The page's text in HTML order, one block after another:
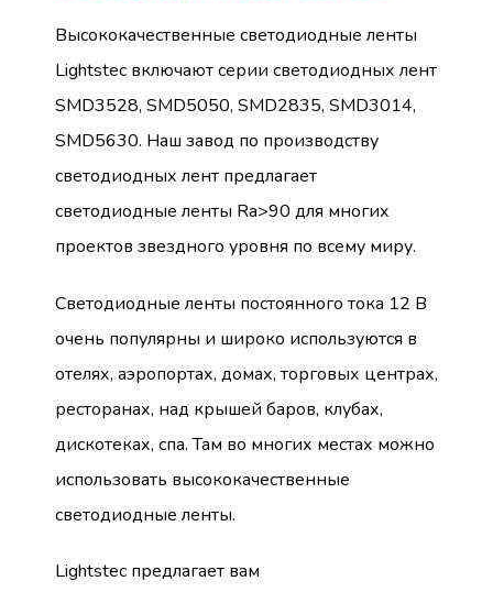
Высококачественные светодиодные ленты
Lightstec включают серии светодиодных лент
SMD3528, SMD5050, SMD2835, SMD3014,
SMD5630. Наш завод по производству
светодиодных лент предлагает
светодиодные ленты Ra>90 для многих
проектов звездного уровня по всему миру.
Светодиодные ленты постоянного тока 12 В
очень популярны и широко используются в
отелях, аэропортах, домах, торговых центрах,
ресторанах, над крышей баров, клубах,
дискотеках, спа. Там во многих местах можно
использовать высококачественные
светодиодные ленты.
Lightstec предлагает вам